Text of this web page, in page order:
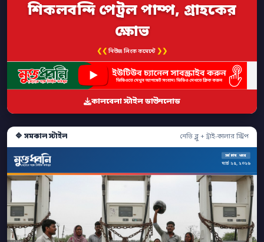
শিকলবন্দি পেট্রল পাম্প, গ্রাহকের
ক্ষোভ
❮❮ নিউজ লিংক কমেন্টে ❯❯
কালবেলা স্টাইল ডাউনলোড
🔷 সমকাল স্টাইল নেভি ব্লু + ট্রাই-কালার স্ট্রিপ
সর্বশেষ খবর
মার্চ ২৫, ২০২৬